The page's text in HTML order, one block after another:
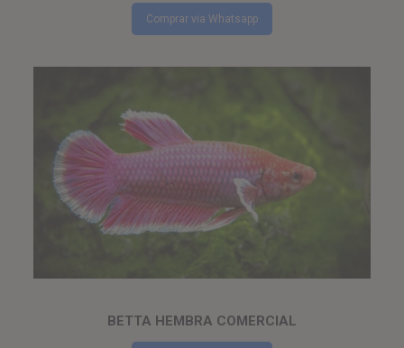
Comprar via Whatsapp
BETTA HEMBRA COMERCIAL